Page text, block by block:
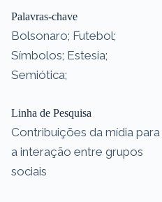
Palavras-chave
Bolsonaro; Futebol;
Símbolos; Estesia;
Semiótica;
Linha de Pesquisa
Contribuições da mídia para
a interação entre grupos
sociais